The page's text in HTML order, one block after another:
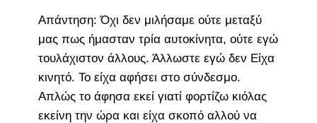
Απάντηση: Όχι δεν μιλήσαμε ούτε μεταξύ
μας πως ήμασταν τρία αυτοκίνητα, ούτε εγώ
τουλάχιστον άλλους. Άλλωστε εγώ δεν Είχα
κινητό. Το είχα αφήσει στο σύνδεσμο.
Απλώς το άφησα εκεί γιατί φορτίζω κιόλας
εκείνη την ώρα και είχα σκοπό αλλού να